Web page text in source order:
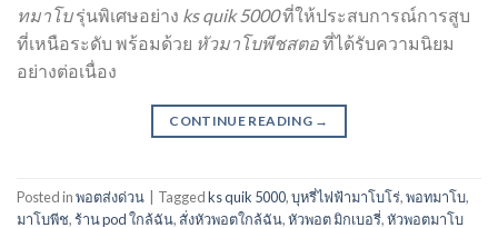
ทมาโบรุ่นพิเศษอย่าง ks quik 5000ที่ให้ประสบการณ์การสูบ
ที่เหนือระดับ พร้อมด้วย หัวมาโบพีชสตอที่ได้รับความนิยม
อย่างต่อเนื่อง
CONTINUE READING →
Posted inพอตส่งด่วน Taggedks quik 5000,บุหรี่ไฟฟ้ามาโบโร่,พอทมาโบ,
มาโบพีช,ร้าน pod ใกล้ฉัน, สั่งหัวพอตใกล้ฉัน,หัวพอต มิกเบอรี่,หัวพอตมาโบ